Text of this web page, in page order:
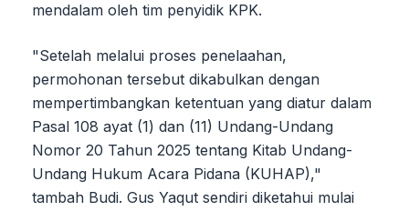
mendalam oleh tim penyidik KPK.
"Setelah melalui proses penelaahan,
permohonan tersebut dikabulkan dengan
mempertimbangkan ketentuan yang diatur dalam
Pasal 108 ayat (1) dan (11) Undang-Undang
Nomor 20 Tahun 2025 tentang Kitab Undang-
Undang Hukum Acara Pidana (KUHAP),"
tambah Budi. Gus Yaqut sendiri diketahui mulai